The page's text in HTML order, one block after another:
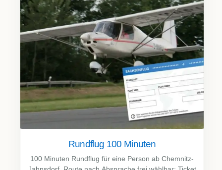
Rundflug 100 Minuten
100 Minuten Rundflug für eine Person ab Chemnitz-